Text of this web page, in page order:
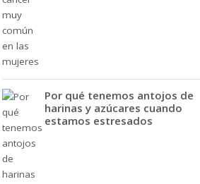
Por qué tenemos antojos de
harinas y azúcares cuando
estamos estresados